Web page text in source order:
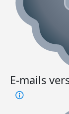
E-mails